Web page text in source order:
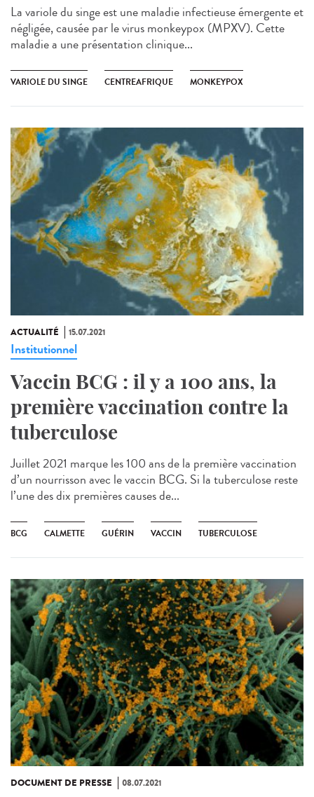
La variole du singe est une maladie infectieuse émergente et
négligée, causée par le virus monkeypox (MPXV). Cette
maladie a une présentation clinique...
VARIOLE DU SINGE CENTREAFRIQUE MONKEYPOX
ACTUALITÉ 15.07.2021
Institutionnel
Vaccin BCG : il y a 100 ans, la
première vaccination contre la
tuberculose
Juillet 2021 marque les 100 ans de la première vaccination
d’un nourrisson avec le vaccin BCG. Si la tuberculose reste
l’une des dix premières causes de...
BCG CALMETTE GUÉRIN VACCIN TUBERCULOSE
DOCUMENT DE PRESSE 08.07.2021